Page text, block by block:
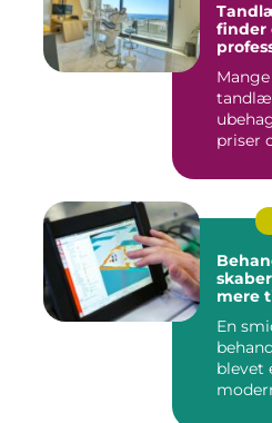
finder
priser
mere
En
blevet